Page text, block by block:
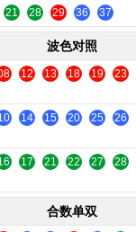
21 28 29 36 37
波色对照
12 13 18 19 23
14 15 20 25 26
17 21 22 27 28
合数单双